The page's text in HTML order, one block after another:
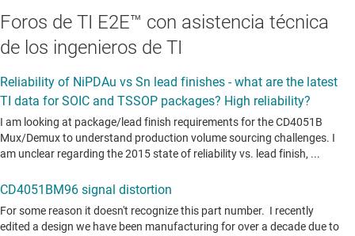
Foros de TI E2E™ con asistencia técnica
de los ingenieros de TI